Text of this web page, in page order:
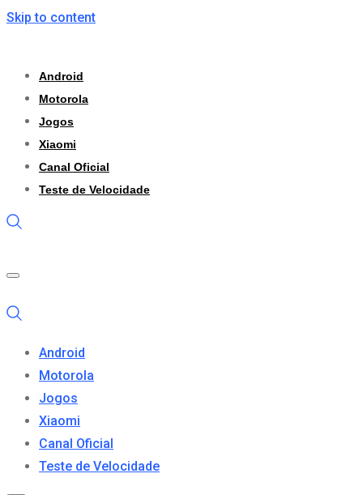
Skip to content
Android
Motorola
Jogos
Xiaomi
Canal Oficial
Teste de Velocidade
Android
Motorola
Jogos
Xiaomi
Canal Oficial
Teste de Velocidade